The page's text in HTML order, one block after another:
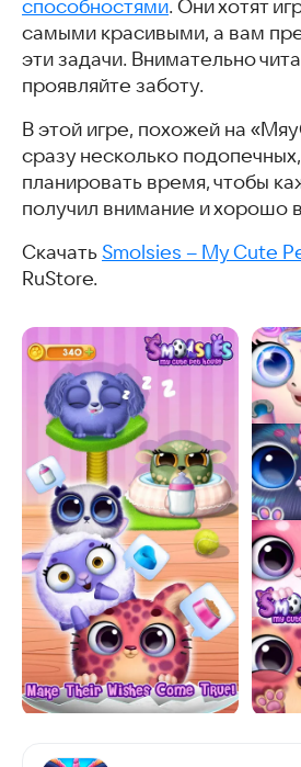
способностями. Они хотят
самыми красивыми, а вам
эти задачи. Внимательно
проявляйте заботу.
В этой игре, похожей на
сразу несколько
планировать время, чтобы
получил внимание и хорошо
Скачать Smolsies – My Cute
RuStore.